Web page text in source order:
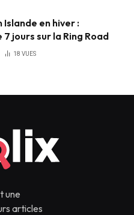
Islande en hiver :
jours sur la Ring Road
18 VUES
une
articles